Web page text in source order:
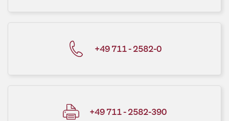
+49 711 - 2582-0
+49 711 - 2582-390